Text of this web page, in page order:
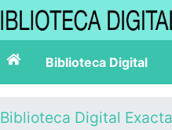
Biblioteca Digital
Biblioteca Digital